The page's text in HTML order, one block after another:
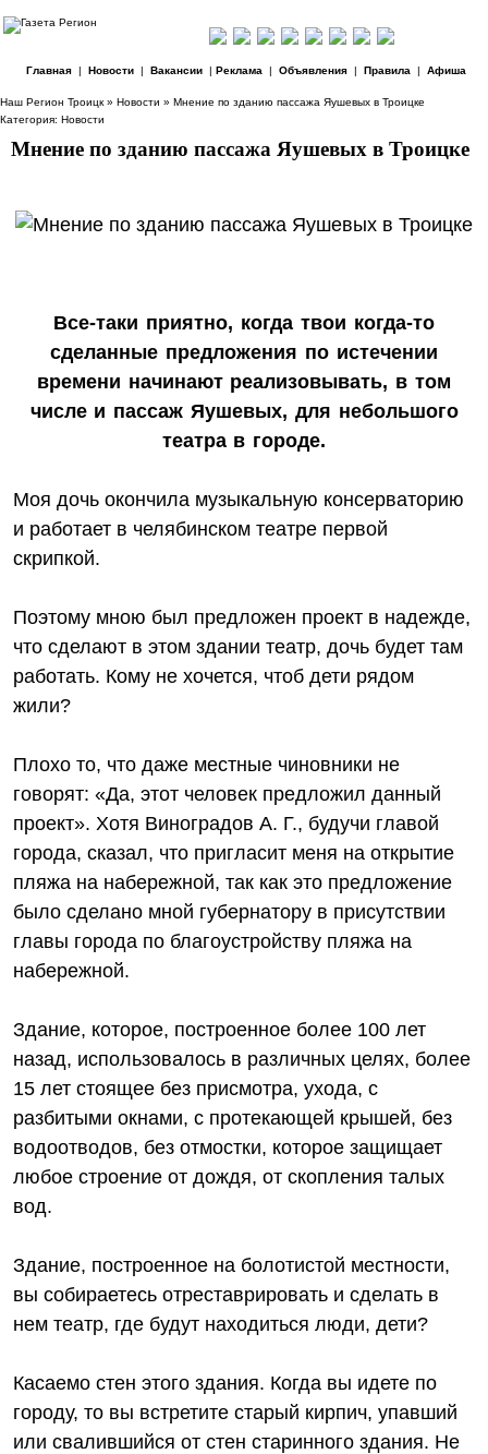
Главная| Новости| Вакансии| Реклама | Объявления| Правила | Афиша
Наш Регион Троицк » Новости » Мнение по зданию пассажа Яушевых в Троицке
Категория: Новости
Мнение по зданию пассажа Яушевых в Троицке
Все-таки приятно, когда твои когда-то
сделанные предложения по истечении
времени начинают реализовывать, в том
числе и пассаж Яушевых, для небольшого
театра в городе.
Моя дочь окончила музыкальную консерваторию
и работает в челябинском театре первой
скрипкой.
Поэтому мною был предложен проект в надежде,
что сделают в этом здании театр, дочь будет там
работать. Кому не хочется, чтоб дети рядом
жили?
Плохо то, что даже местные чиновники не
говорят: «Да, этот человек предложил данный
проект». Хотя Виноградов А. Г., будучи главой
города, сказал, что пригласит меня на открытие
пляжа на набережной, так как это предложение
было сделано мной губернатору в присутствии
главы города по благоустройству пляжа на
набережной.
Здание, которое, построенное более 100 лет
назад, использовалось в различных целях, более
15 лет стоящее без присмотра, ухода, с
разбитыми окнами, с протекающей крышей, без
водоотводов, без отмостки, которое защищает
любое строение от дождя, от скопления талых
вод.
Здание, построенное на болотистой местности,
вы собираетесь отреставрировать и сделать в
нем театр, где будут находиться люди, дети?
Касаемо стен этого здания. Когда вы идете по
городу, то вы встретите старый кирпич, упавший
или свалившийся от стен старинного здания. Не